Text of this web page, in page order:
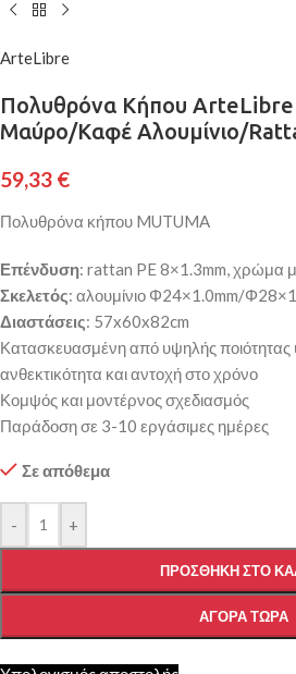
ArteLibre
Πολυθρόνα Κήπου
Μαύρο/Καφέ Αλουμίνιο/
59,33 €
Πολυθρόνα κήπου MUTUMA
Επένδυση: rattan PE 8×1.3mm, χρώμα
Σκελετός: αλουμίνιο Φ24×1.0mm/
Διαστάσεις: 57x60x82cm
Κατασκευασμένη από υψηλής ποιότητας
ανθεκτικότητα και αντοχή στο χρόνο
Κομψός και μοντέρνος σχεδιασμός
Παράδοση σε 3-10 εργάσιμες ημέρες
Σε απόθεμα
- +
ΠΡΟΣΘΉΚΗ ΣΤΟ
ΑΓΟΡΆ ΤΏΡΑ